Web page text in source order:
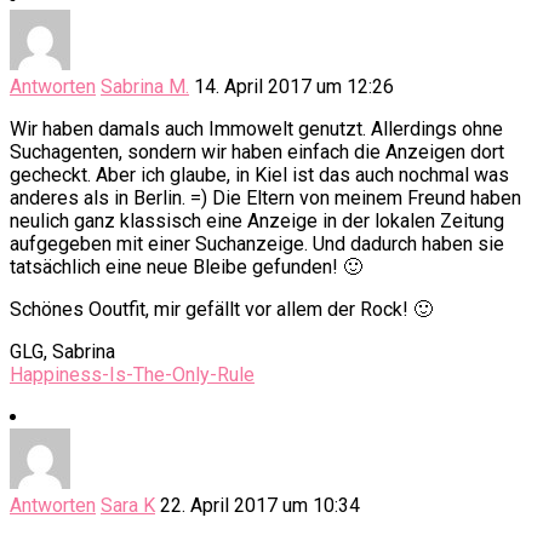
Antworten Sabrina M. 14. April 2017 um 12:26
Wir haben damals auch Immowelt genutzt. Allerdings ohne
Suchagenten, sondern wir haben einfach die Anzeigen dort
gecheckt. Aber ich glaube, in Kiel ist das auch nochmal was
anderes als in Berlin. =) Die Eltern von meinem Freund haben
neulich ganz klassisch eine Anzeige in der lokalen Zeitung
aufgegeben mit einer Suchanzeige. Und dadurch haben sie
tatsächlich eine neue Bleibe gefunden! 🙂
Schönes Ooutfit, mir gefällt vor allem der Rock! 🙂
GLG, Sabrina
Happiness-Is-The-Only-Rule
Antworten Sara K 22. April 2017 um 10:34